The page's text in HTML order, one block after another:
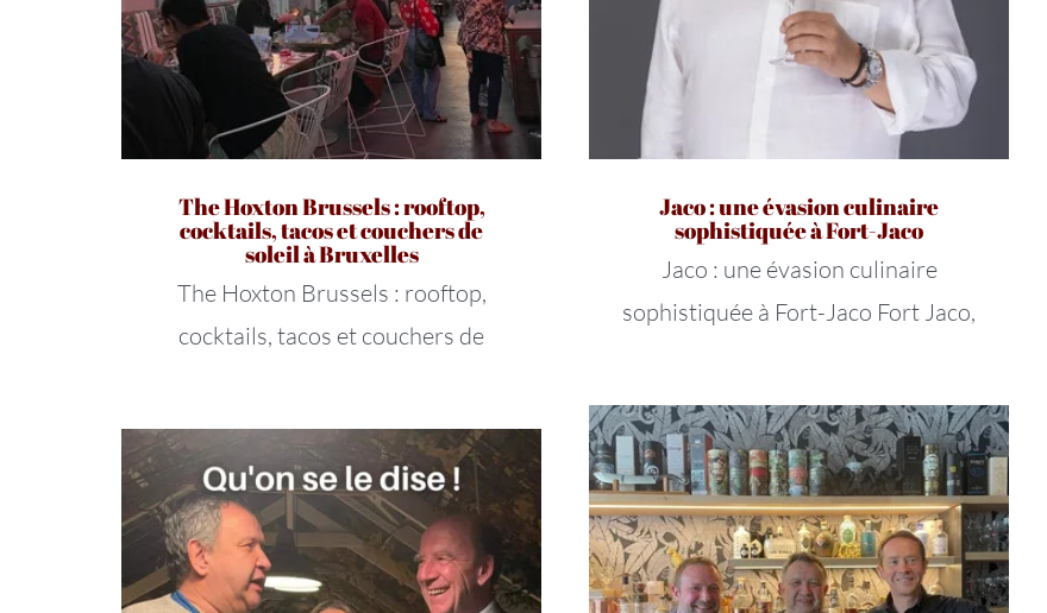
The Hoxton Brussels : rooftop,
cocktails, tacos et couchers de
soleil à Bruxelles
The Hoxton Brussels : rooftop,
cocktails, tacos et couchers de
Jaco : une évasion culinaire
sophistiquée à Fort-Jaco
Jaco : une évasion culinaire
sophistiquée à Fort-Jaco Fort Jaco,